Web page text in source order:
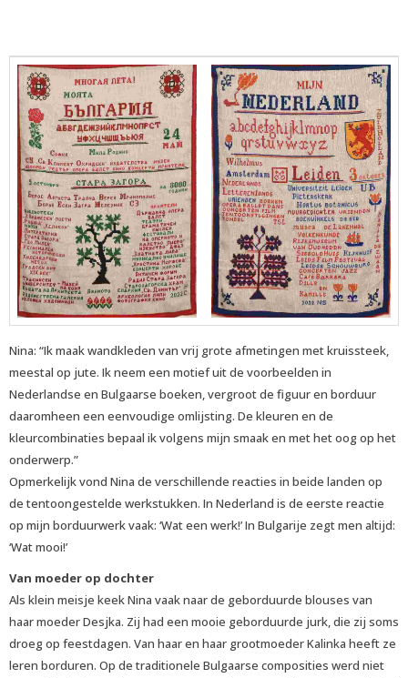
Nina: “Ik maak wandkleden van vrij grote afmetingen met kruissteek,
meestal op jute. Ik neem een motief uit de voorbeelden in
Nederlandse en Bulgaarse boeken, vergroot de figuur en borduur
daaromheen een eenvoudige omlijsting. De kleuren en de
kleurcombinaties bepaal ik volgens mijn smaak en met het oog op het
onderwerp.”
Opmerkelijk vond Nina de verschillende reacties in beide landen op
de tentoongestelde werkstukken. In Nederland is de eerste reactie
op mijn borduurwerk vaak: ‘Wat een werk!’ In Bulgarije zegt men altijd:
‘Wat mooi!’
Van moeder op dochter
Als klein meisje keek Nina vaak naar de geborduurde blouses van
haar moeder Desjka. Zij had een mooie geborduurde jurk, die zij soms
droeg op feestdagen. Van haar en haar grootmoeder Kalinka heeft ze
leren borduren. Op de traditionele Bulgaarse composities werd niet